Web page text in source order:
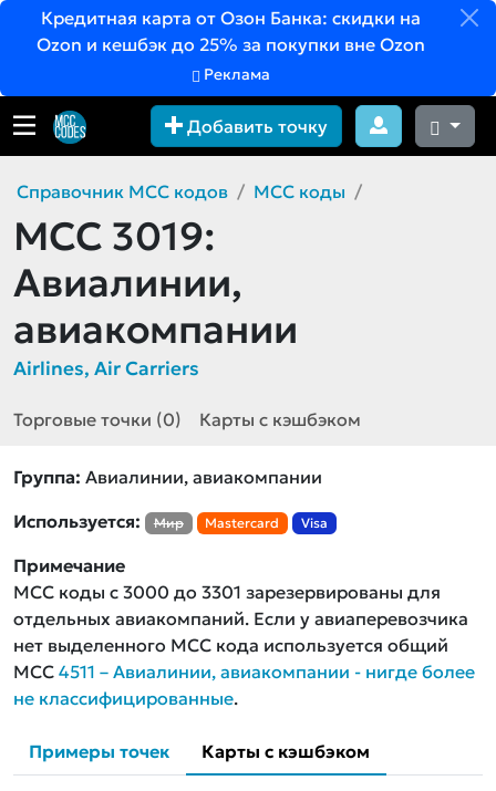
Кредитная карта от Озон Банка: скидки на
Ozon и кешбэк до 25% за покупки вне Ozon
Реклама
Добавить точку
Справочник MCC кодов MCC коды
MCC 3019:
Авиалинии,
авиакомпании
Airlines, Air Carriers
Торговые точки (0) Карты с кэшбэком
Группа: Авиалинии, авиакомпании
Используется:
Мир Mastercard Visa
Примечание
MCC коды с 3000 до 3301 зарезервированы для
отдельных авиакомпаний. Если у авиаперевозчика
нет выделенного MCC кода используется общий
MCC 4511 – Авиалинии, авиакомпании - нигде более
не классифицированные.
Примеры точек Карты с кэшбэком